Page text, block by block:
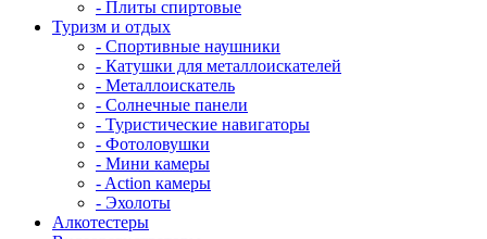
- Плиты спиртовые
Туризм и отдых
- Cпортивные наушники
- Катушки для металлоискателей
- Металлоискатель
- Солнечные панели
- Туристические навигаторы
- Фотоловушки
- Мини камеры
- Action камеры
- Эхолоты
Алкотестеры